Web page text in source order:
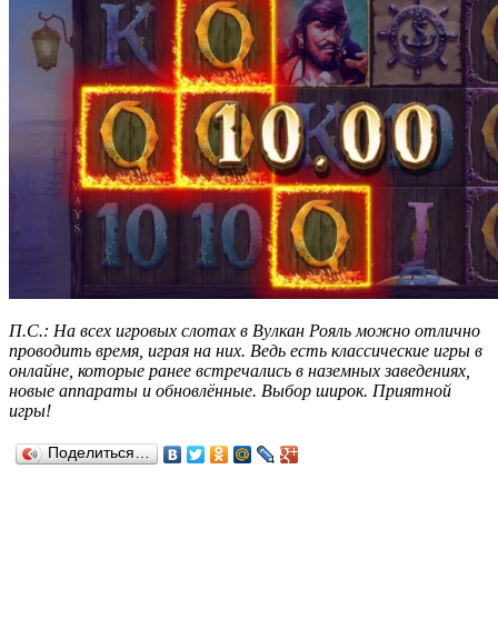
П.С.: На всех игровых слотах в Вулкан Рояль можно отлично
проводить время, играя на них. Ведь есть классические игры в
онлайне, которые ранее встречались в наземных заведениях,
новые аппараты и обновлённые. Выбор широк. Приятной
игры!
Поделиться…